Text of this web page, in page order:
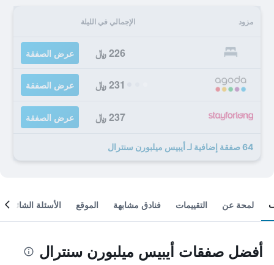
مزود الإجمالي في الليلة
226 ﷼ عرض الصفقة
231 ﷼ عرض الصفقة
237 ﷼ عرض الصفقة
64 صفقة إضافية لـ أيبيس ميلبورن سنترال
لمحة عن التقييمات فنادق مشابهة الموقع الأسئلة الشائعة
أفضل صفقات أيبيس ميلبورن سنترال